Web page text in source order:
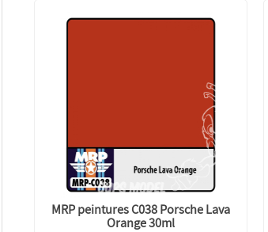
MRP peintures C038 Porsche Lava
Orange 30ml